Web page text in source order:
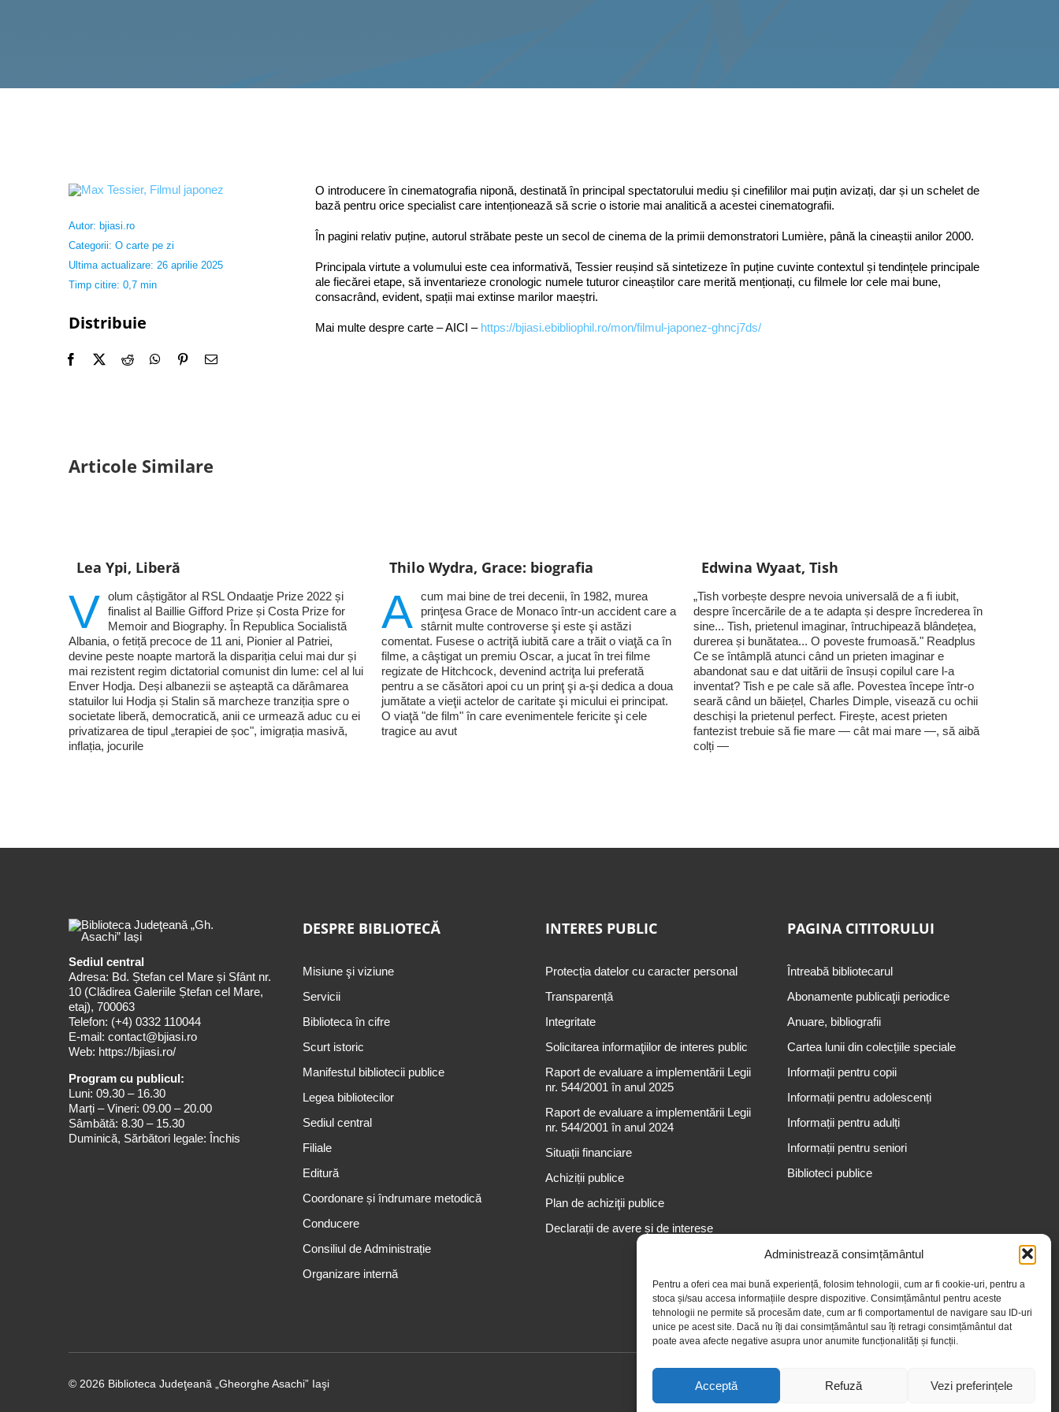
Administrează consimțământul
Pentru a oferi cea mai bună experiență, folosim tehnologii, cum ar fi cookie-uri, pentru a
stoca și/sau accesa informațiile despre dispozitive. Consimțământul pentru aceste
tehnologii ne permite să procesăm date, cum ar fi comportamentul de navigare sau ID-uri
unice pe acest site. Dacă nu îți dai consimțământul sau îți retragi consimțământul dat
poate avea afecte negative asupra unor anumite funcționalități și funcții.
Acceptă Refuză Vezi preferințele
Autor: bjiasi.ro
Categorii: O carte pe zi
Ultima actualizare: 26 aprilie 2025
Timp citire: 0,7 min
Distribuie
O introducere în cinematografia niponă, destinată în principal spectatorului mediu și cinefililor mai puțin avizați, dar și un schelet de
bază pentru orice specialist care intenționează să scrie o istorie mai analitică a acestei cinematografii.
În pagini relativ puține, autorul străbate peste un secol de cinema de la primii demonstratori Lumière, până la cineaștii anilor 2000.
Principala virtute a volumului este cea informativă, Tessier reușind să sintetizeze în puține cuvinte contextul și tendințele principale
ale fiecărei etape, să inventarieze cronologic numele tuturor cineaștilor care merită menționați, cu filmele lor cele mai bune,
consacrând, evident, spații mai extinse marilor maeștri.
Mai multe despre carte – AICI – https://bjiasi.ebibliophil.ro/mon/filmul-japonez-ghncj7ds/
Articole Similare
Lea Ypi, Liberă
V olum câștigător al RSL Ondaatje Prize 2022 și
finalist al Baillie Gifford Prize și Costa Prize for
Memoir and Biography. În Republica Socialistă
Albania, o fetiță precoce de 11 ani, Pionier al Patriei,
devine peste noapte martoră la dispariția celui mai dur și
mai rezistent regim dictatorial comunist din lume: cel al lui
Enver Hodja. Deși albanezii se așteaptă ca dărâmarea
statuilor lui Hodja și Stalin să marcheze tranziția spre o
societate liberă, democratică, anii ce urmează aduc cu ei
privatizarea de tipul „terapiei de șoc", imigrația masivă,
inflația, jocurile
Thilo Wydra, Grace: biografia
A
cum mai bine de trei decenii, în 1982, murea
prinţesa Grace de Monaco într-un accident care a
stârnit multe controverse şi este şi astăzi
comentat. Fusese o actriţă iubită care a trăit o viaţă ca în
filme, a câştigat un premiu Oscar, a jucat în trei filme
regizate de Hitchcock, devenind actriţa lui preferată
pentru a se căsători apoi cu un prinţ şi a-şi dedica a doua
jumătate a vieţii actelor de caritate şi micului ei principat.
O viaţă "de film" în care evenimentele fericite şi cele
tragice au avut
Edwina Wyaat, Tish
„Tish vorbește despre nevoia universală de a fi iubit,
despre încercările de a te adapta și despre încrederea în
sine... Tish, prietenul imaginar, întruchipează blândețea,
durerea și bunătatea... O poveste frumoasă." Readplus
Ce se întâmplă atunci când un prieten imaginar e
abandonat sau e dat uitării de însuși copilul care l-a
inventat? Tish e pe cale să afle. Povestea începe într-o
seară când un băiețel, Charles Dimple, visează cu ochii
deschiși la prietenul perfect. Firește, acest prieten
fantezist trebuie să fie mare — cât mai mare —, să aibă
colți —
Sediul central
Adresa: Bd. Ștefan cel Mare și Sfânt nr.
10 (Clădirea Galeriile Ștefan cel Mare,
etaj), 700063
Telefon: (+4) 0332 110044
E-mail: contact@bjiasi.ro
Web: https://bjiasi.ro/
Program cu publicul:
Luni: 09.30 – 16.30
Marți – Vineri: 09.00 – 20.00
Sâmbătă: 8.30 – 15.30
Duminică, Sărbători legale: Închis
DESPRE BIBLIOTECĂ
Misiune şi viziune
Servicii
Biblioteca în cifre
Scurt istoric
Manifestul bibliotecii publice
Legea bibliotecilor
Sediul central
Filiale
Editură
Coordonare și îndrumare metodică
Conducere
Consiliul de Administrație
Organizare internă
INTERES PUBLIC
Protecția datelor cu caracter personal
Transparență
Integritate
Solicitarea informaţiilor de interes public
Raport de evaluare a implementării Legii
nr. 544/2001 în anul 2025
Raport de evaluare a implementării Legii
nr. 544/2001 în anul 2024
Situații financiare
Achiziții publice
Plan de achiziţii publice
Declarații de avere și de interese
PAGINA CITITORULUI
Întreabă bibliotecarul
Abonamente publicaţii periodice
Anuare, bibliografii
Cartea lunii din colecțiile speciale
Informații pentru copii
Informații pentru adolescenți
Informații pentru adulți
Informații pentru seniori
Biblioteci publice
© 2026 Biblioteca Judeţeană „Gheorghe Asachi” Iaşi